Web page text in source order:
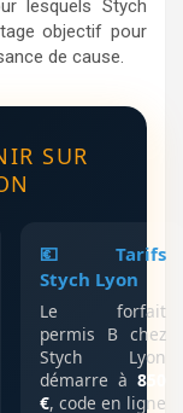
lesquels Stych
objectif pour
de cause.
SUR
💶 Tarifs
Stych Lyon
Le forfait
permis B chez
Stych Lyon
démarre à 850
€, code en ligne